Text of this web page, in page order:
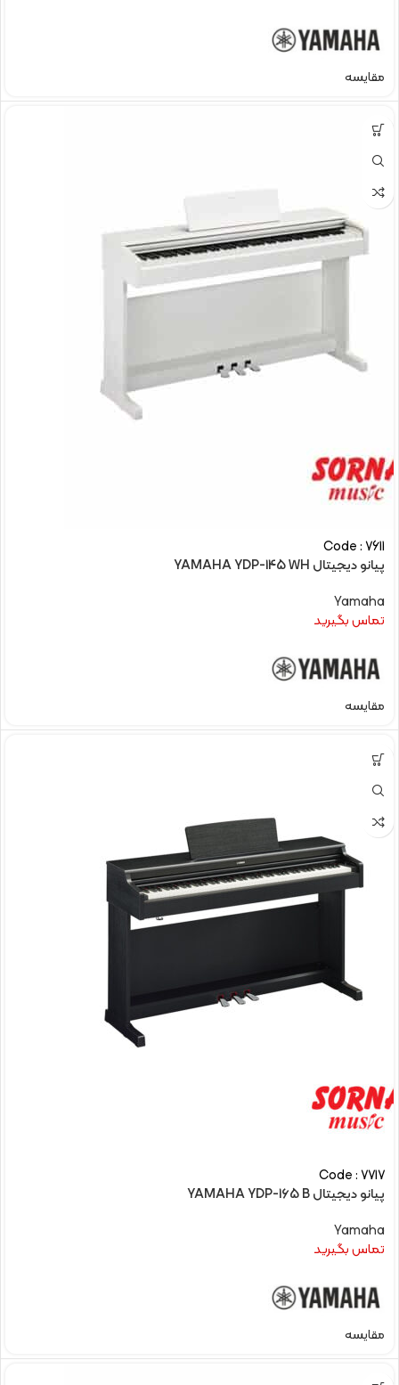
مقایسه
Code : 7611
پیانو دیجیتال YAMAHA YDP-145 WH
Yamaha
تماس بگیرید
مقایسه
Code : 7717
پیانو دیجیتال YAMAHA YDP-165 B
Yamaha
تماس بگیرید
مقایسه